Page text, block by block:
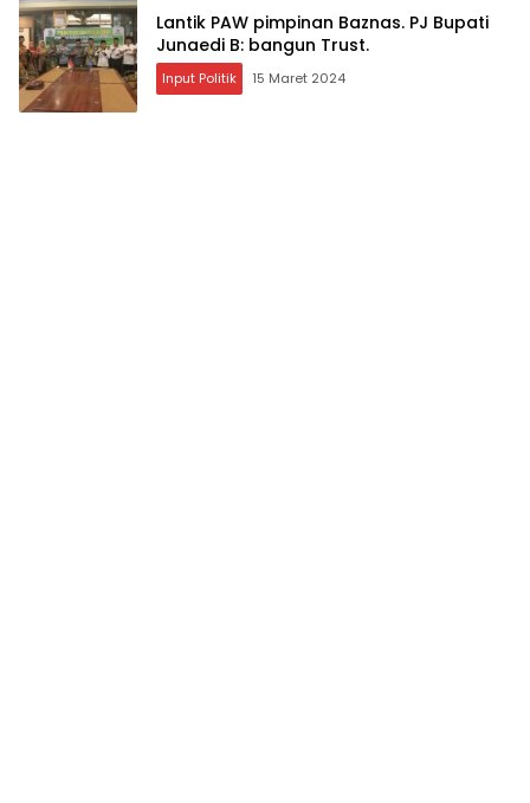
Lantik PAW pimpinan Baznas. PJ Bupati
Junaedi B: bangun Trust.
Input Politik 15 Maret 2024